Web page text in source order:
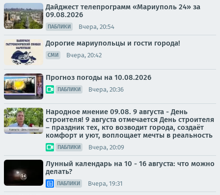
Дайджест телепрограмм «Мариуполь 24» за
09.08.2026
ПАБЛИКИ Вчера, 20:54
Дорогие мариупольцы и гости города!
СМИ Вчера, 20:42
Прогноз погоды на 10.08.2026
ПАБЛИКИ Вчера, 20:36
Народное мнение 09.08. 9 августа - День
строителя! 9 августа отмечается День строителя
– праздник тех, кто возводит города, создаёт
комфорт и уют, воплощает мечты в реальность
ПАБЛИКИ Вчера, 20:09
Лунный календарь на 10 - 16 августа: что можно
делать?
ПАБЛИКИ Вчера, 19:31